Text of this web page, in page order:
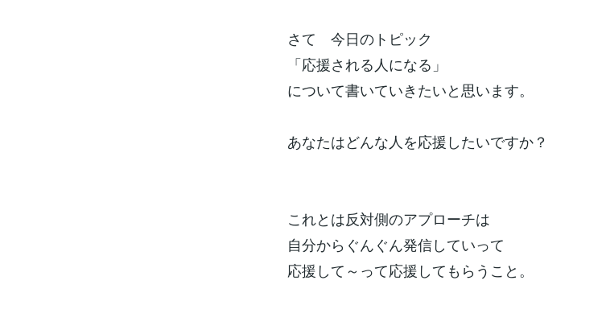
さて 今日のトピック
「応援される人になる」
について書いていきたいと思います。
あなたはどんな人を応援したいですか？
これとは反対側のアプローチは
自分からぐんぐん発信していって
応援して～って応援してもらうこと。